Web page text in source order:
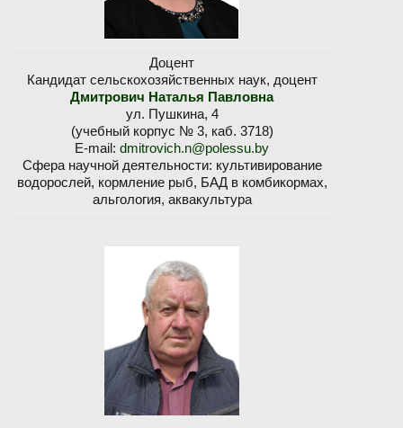
Доцент
Кандидат сельскохозяйственных наук, доцент
Дмитрович Наталья Павловна
ул. Пушкина, 4
(учебный корпус № 3, каб. 3718)
E-mail: dmitrovich.n@polessu.by
Сфера научной деятельности: культивирование
водорослей, кормление рыб, БАД в комбикормах,
альгология, аквакультура